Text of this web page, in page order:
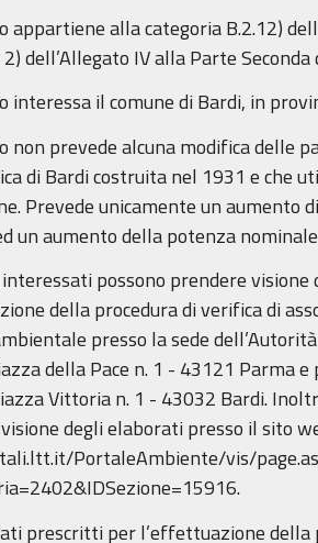
appartiene alla categoria B.2.12)
dell’Allegato IV alla Parte
interessa il comune di Bardi, in
non prevede alcuna modifica delle
di Bardi costruita nel 1931 e che
Prevede unicamente un aumento
un aumento della potenza
possono prendere
della procedura di verifica di
presso la sede
della Pace n. 1 - 43121 Parma e
Vittoria n. 1 - 43032 Bardi.
degli elaborati presso il sito
PortaleAmbiente/vis/
prescritti per l’effettuazione della